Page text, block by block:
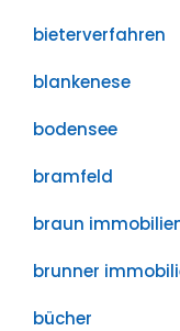
bieterverfahren
blankenese
bodensee
bramfeld
braun
brunner
bücher